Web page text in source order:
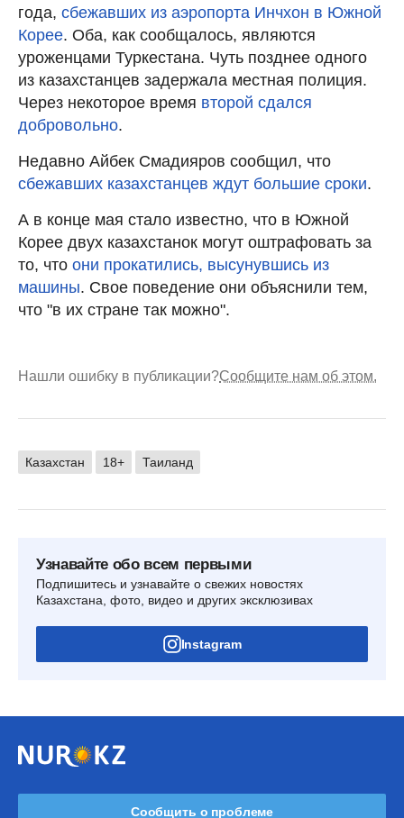
года, сбежавших из аэропорта Инчхон в Южной
Корее. Оба, как сообщалось, являются
уроженцами Туркестана. Чуть позднее одного
из казахстанцев задержала местная полиция.
Через некоторое время второй сдался
добровольно.
Недавно Айбек Смадияров сообщил, что
сбежавших казахстанцев ждут большие сроки.
А в конце мая стало известно, что в Южной
Корее двух казахстанок могут оштрафовать за
то, что они прокатились, высунувшись из
машины. Свое поведение они объяснили тем,
что "в их стране так можно".
Нашли ошибку в публикации?Сообщите нам об этом.
Казахстан 18+ Таиланд
Узнавайте обо всем первыми
Подпишитесь и узнавайте о свежих новостях
Казахстана, фото, видео и других эксклюзивах
Instagram
Сообщить о проблеме